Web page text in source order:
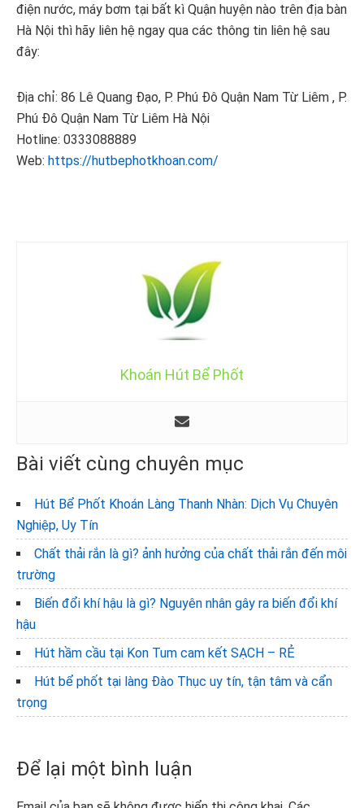
điện nước, máy bơm tại bất kì Quận huyện nào trên địa bàn
Hà Nội thì hãy liên hệ ngay qua các thông tin liên hệ sau
đây:
Địa chỉ: 86 Lê Quang Đạo, P. Phú Đô Quận Nam Từ Liêm , P.
Phú Đô Quận Nam Từ Liêm Hà Nội
Hotline: 0333088889
Web: https://hutbephotkhoan.com/
Khoán Hút Bể Phốt
Bài viết cùng chuyên mục
Hút Bể Phốt Khoán Làng Thanh Nhàn: Dịch Vụ Chuyên
Nghiệp, Uy Tín
Chất thải rắn là gì? ảnh hưởng của chất thải rắn đến môi
trường
Biến đổi khí hậu là gì? Nguyên nhân gây ra biến đổi khí
hậu
Hút hầm cầu tại Kon Tum cam kết SẠCH – RẺ
Hút bể phốt tại làng Đào Thục uy tín, tận tâm và cẩn
trọng
Reader
Interactions
Để lại một bình luận